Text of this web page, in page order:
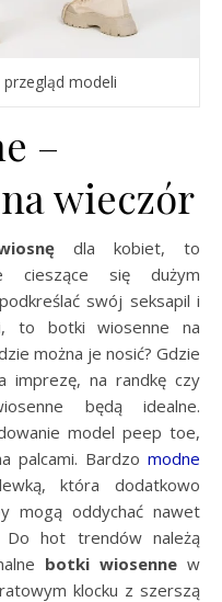
modeli
–
wieczór
dla kobiet, to
cieszące się dużym
swój seksapil i
to botki wiosenne na
można je nosić? Gdzie
imprezę, na randkę czy
będą idealne.
model peep toe,
palcami. Bardzo modne
która dodatkowo
mogą oddychać nawet
Do hot trendów należą
botki wiosenne w
klocku z szerszą